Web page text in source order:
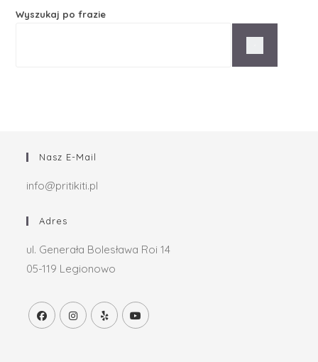
Wyszukaj po frazie
Nasz E-Mail
info@pritikiti.pl
Adres
ul. Generała Bolesława Roi 14
05-119 Legionowo